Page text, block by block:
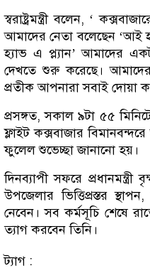
স্বরাষ্ট্রমন্ত্রী বলেন, ‘
আমাদের নেতা বলেছেন ‘আই
হ্যাভ এ প্ল্যান’ আমাদের
দেখতে শুরু করেছে।
প্রতীক আপনারা সবাই দোয়া
প্রসঙ্গত, সকাল ৯টা ৫৫
ফ্লাইট কক্সবাজার
ফুলেল শুভেচ্ছা জানানো হয়।
দিনব্যাপী সফরে
উপজেলার ভিত্তিপ্রস্তর
নেবেন। সব কর্মসূচি শেষে
ত্যাগ করবেন তিনি।
ট্যাগ :